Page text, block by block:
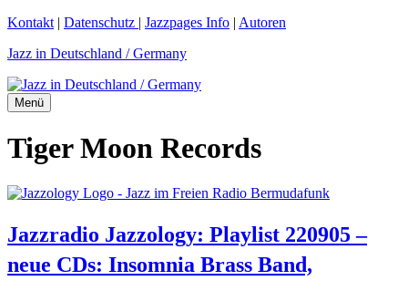
Zum
springen
Kontakt | Datenschutz | Jazzpages Info | Autoren
Jazz in Deutschland / Germany
Menü
Tiger Moon Records
Jazzradio Jazzology: Playlist 220905 –
neue CDs: Insomnia Brass Band,